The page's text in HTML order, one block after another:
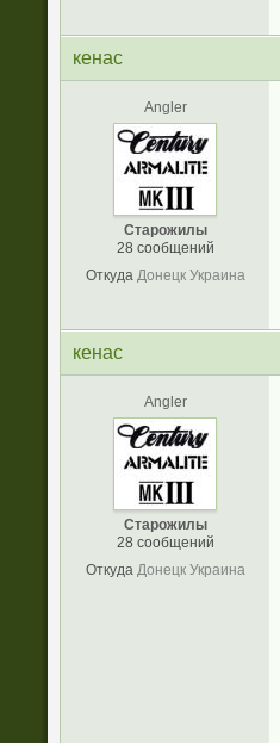
кенас
Angler
Старожилы
28 сообщений
Откуда Донецк Украина
кенас
Angler
Старожилы
28 сообщений
Откуда Донецк Украина